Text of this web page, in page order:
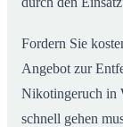
Fordern Sie
Angebot zur
Nikotingeruch in
schnell gehen